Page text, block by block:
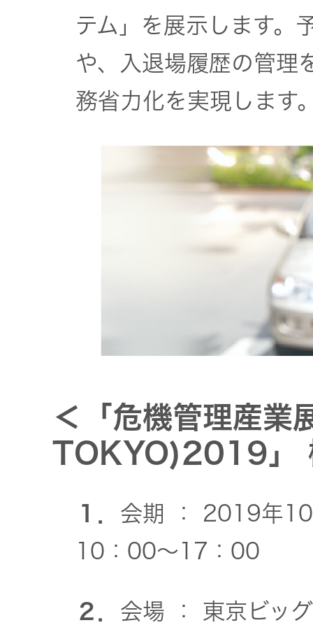
テム」を展示します。
や、入退場履歴の管理
務省力化を実現します
＜「危機管理産業
TOKYO)2019」
１． 会期 ： 2019年
10：00～17：00
２． 会場 ： 東京ビッ